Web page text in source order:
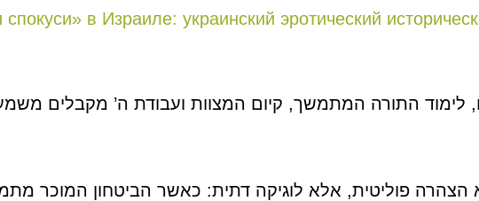
спокуси» в Израиле: украинский эротический
התורה המתמשך, קיום המצוות ועבודת ה’ מקבלים
פוליטית, אלא לוגיקה דתית: כאשר הביטחון המוכר